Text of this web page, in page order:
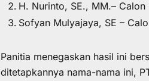
H. Nurinto, SE., MM.–
Sofyan Mulyajaya, SE –
Panitia menegaskan hasil ini
ditetapkannya nama-nama ini,